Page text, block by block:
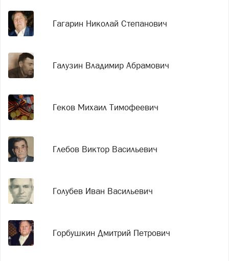
Гагарин Николай Степанович
Галузин Владимир Абрамович
Геков Михаил Тимофеевич
Глебов Виктор Васильевич
Голубев Иван Васильевич
Горбушкин Дмитрий Петрович